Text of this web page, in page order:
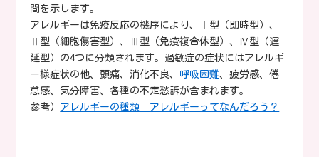
間を示します。
アレルギーは免疫反応の機序により、Ⅰ型（即時型）、
Ⅱ型（細胞傷害型）、Ⅲ型（免疫複合体型）、Ⅳ型（遅
延型）の4つに分類されます。過敏症の症状にはアレルギ
ー様症状の他、頭痛、消化不良、 呼吸困難、疲労感、倦
怠感、気分障害、各種の不定愁訴が含まれます。
参考） アレルギーの種類｜アレルギーってなんだろう？